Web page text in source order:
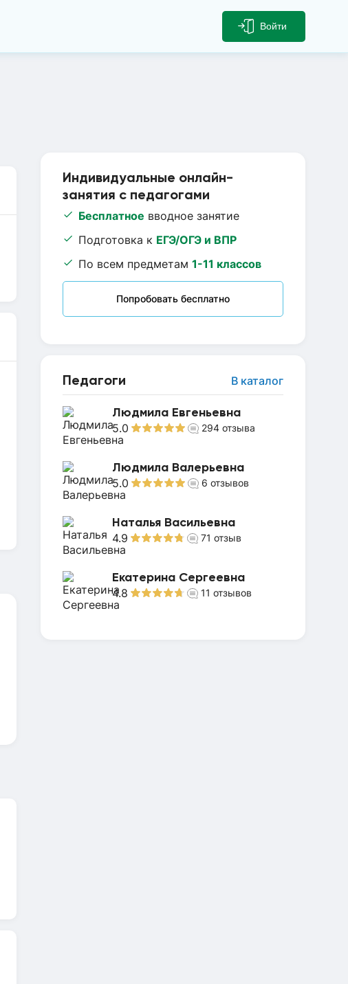
Войти
Индивидуальные онлайн-
занятия с педагогами
Бесплатное вводное занятие
Подготовка к ЕГЭ/ОГЭ и ВПР
По всем предметам 1-11 классов
Попробовать бесплатно
Педагоги В каталог
Людмила Евгеньевна
5.0 294 отзыва
Людмила Валерьевна
5.0 6 отзывов
Наталья Васильевна
4.9 71 отзыв
Екатерина Сергеевна
4.8 11 отзывов